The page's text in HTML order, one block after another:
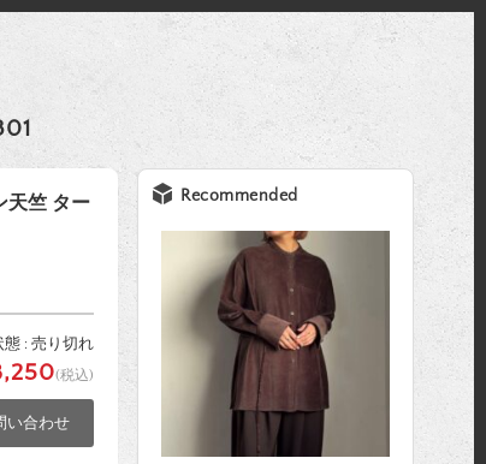
天竺 ター
態 : 売り切れ
(税込)
い合わせ
Recommended